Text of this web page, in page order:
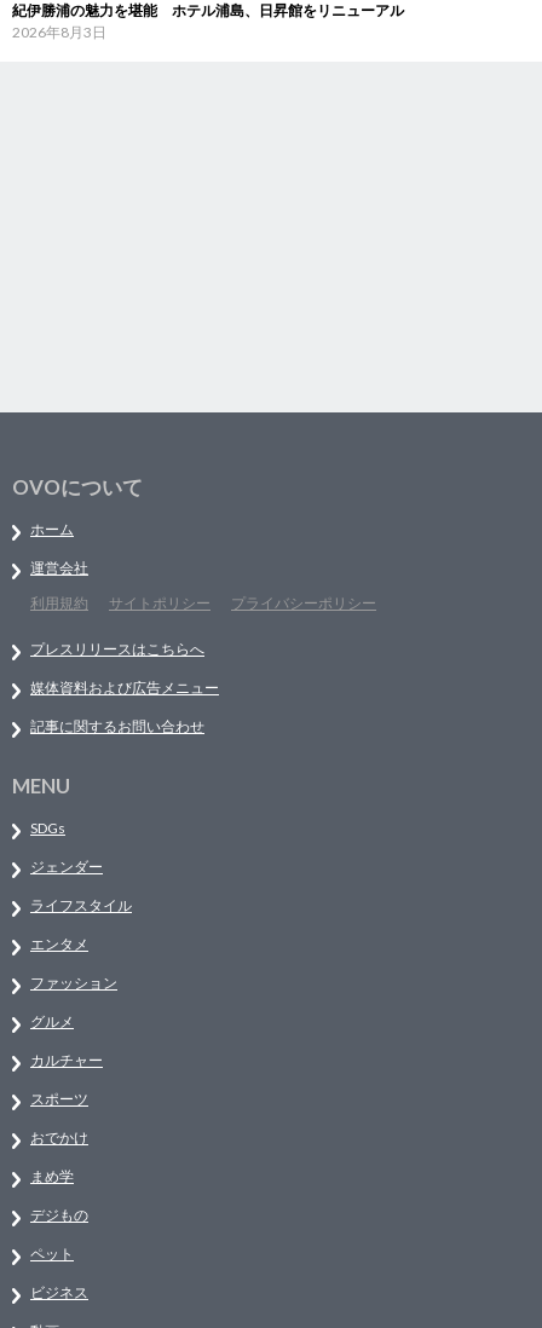
紀伊勝浦の魅力を堪能 ホテル浦島、日昇館をリニューアル
2026年8月3日
OVOについて
ホーム
運営会社
利用規約
サイトポリシー プライバシーポリシー
プレスリリースはこちらへ
媒体資料および広告メニュー
記事に関するお問い合わせ
MENU
SDGs
ジェンダー
ライフスタイル
エンタメ
ファッション
グルメ
カルチャー
スポーツ
おでかけ
まめ学
デジもの
ペット
ビジネス